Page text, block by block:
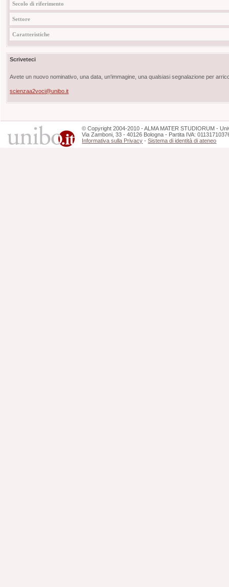
Secolo di riferimento
Settore
Caratteristiche
Scriveteci
Avete un nuovo nominativo, una data, un'immagine, una qualsiasi segnalazione per
scienzaa2voci@unibo.it
©Copyright 2004-2010 - ALMA MATER STUDIORUM -
Via Zamboni, 33 - 40126 Bologna - Partita IVA:
Informativa sulla Privacy -Sistema di identità di ateneo